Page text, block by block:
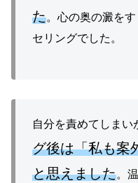
た。心の奥の澱を
セリングでした。
自分を責めてしまい
グ後は「私も案
と思えました。